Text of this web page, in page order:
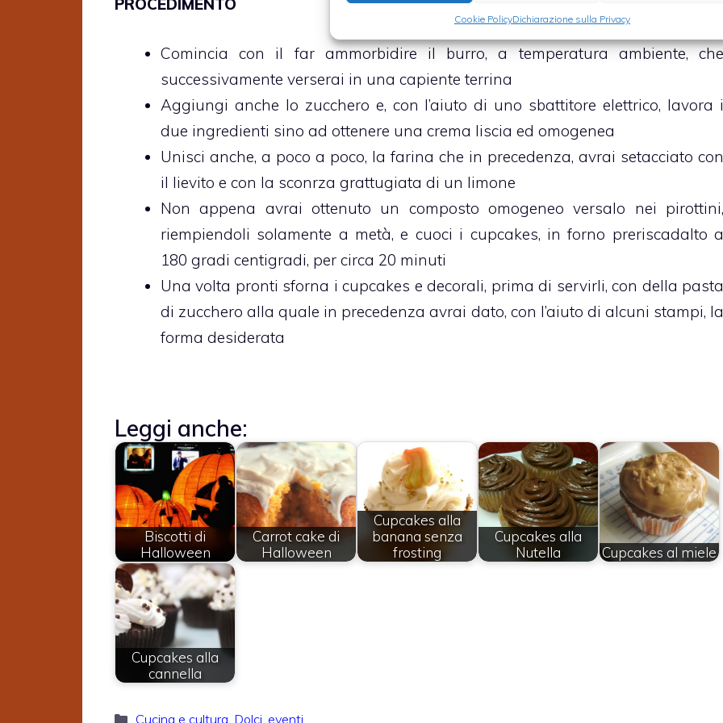
Cookie PolicyDichiarazione sulla Privacy
PROCEDIMENTO
Comincia con il far ammorbidire il burro, a temperatura ambiente, che
successivamente verserai in una capiente terrina
Aggiungi anche lo zucchero e, con l’aiuto di uno sbattitore elettrico, lavora i
due ingredienti sino ad ottenere una crema liscia ed omogenea
Unisci anche, a poco a poco, la farina che in precedenza, avrai setacciato con
il lievito e con la sconrza grattugiata di un limone
Non appena avrai ottenuto un composto omogeneo versalo nei pirottini,
riempiendoli solamente a metà, e cuoci i cupcakes, in forno preriscadalto a
180 gradi centigradi, per circa 20 minuti
Una volta pronti sforna i cupcakes e decorali, prima di servirli, con della pasta
di zucchero alla quale in precedenza avrai dato, con l’aiuto di alcuni stampi, la
forma desiderata
Leggi anche:
Biscotti di
Halloween
Carrot cake di
Halloween
Cupcakes alla
banana senza
frosting
Cupcakes alla
Nutella
Cupcakes al miele
Cupcakes alla
cannella
Categorie
Cucina e cultura, Dolci, eventi